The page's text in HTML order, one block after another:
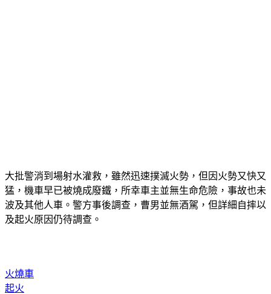
猛，機車早已被燒成廢鐵，所幸車主並無生命危險，事故也未
波及其他人車。警方事後調查，曹男並無酒駕，但詳細自摔以
及起火原因仍待調查。
起火
新北市